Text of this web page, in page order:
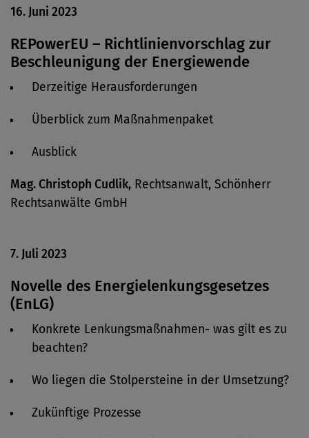
16. Juni 2023
REPowerEU – Richtlinienvorschlag zur
Beschleunigung der Energiewende
Derzeitige Herausforderungen
Überblick zum Maßnahmenpaket
Ausblick
Mag. Christoph Cudlik, Rechtsanwalt, Schönherr
Rechtsanwälte GmbH
7. Juli 2023
Novelle des Energielenkungsgesetzes
(EnLG)
Konkrete Lenkungsmaßnahmen- was gilt es zu
beachten?
Wo liegen die Stolpersteine in der Umsetzung?
Zukünftige Prozesse